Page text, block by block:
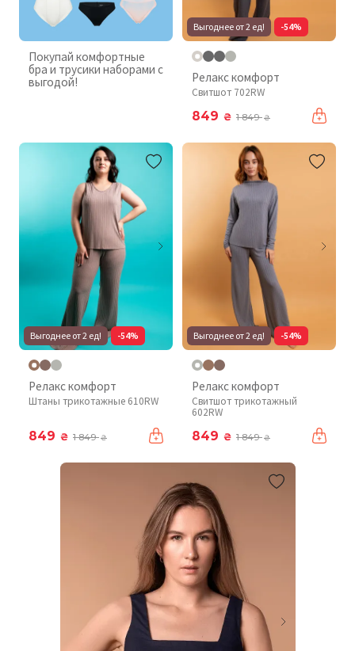
Покупай комфортные
бра и трусики наборами с
выгодой!
Выгоднее от 2 ед! -54%
Релакс комфорт
Свитшот 702RW
849 ₴ 1 849₴
Выгоднее от 2 ед! -54%
Релакс комфорт
Штаны трикотажные 610RW
849 ₴ 1 849₴
Выгоднее от 2 ед! -54%
Релакс комфорт
Свитшот трикотажный
602RW
849 ₴ 1 849₴